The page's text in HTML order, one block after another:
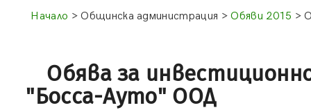
Начало > Общинска администрация >Обяви 2015 >
Обява за
"Босса-Ауто" ООД